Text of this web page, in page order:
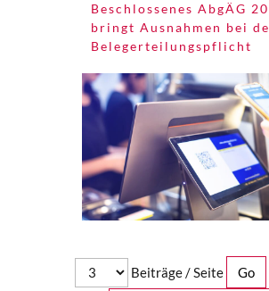
Beschlossenes AbgÄG
bringt Ausnahmen bei
Belegerteilungspflicht
Beiträge / Seite